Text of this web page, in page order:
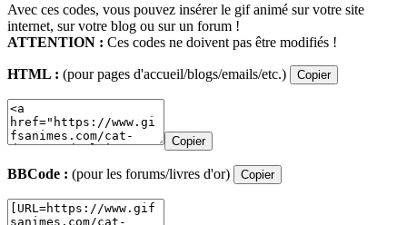
Avec ces codes, vous pouvez insérer le gif animé sur votre site
internet, sur votre blog ou sur un forum !
ATTENTION : Ces codes ne doivent pas être modifiés !
HTML : (pour pages d'accueil/blogs/emails/etc.) Copier
Copier
BBCode : (pour les forums/livres d'or) Copier